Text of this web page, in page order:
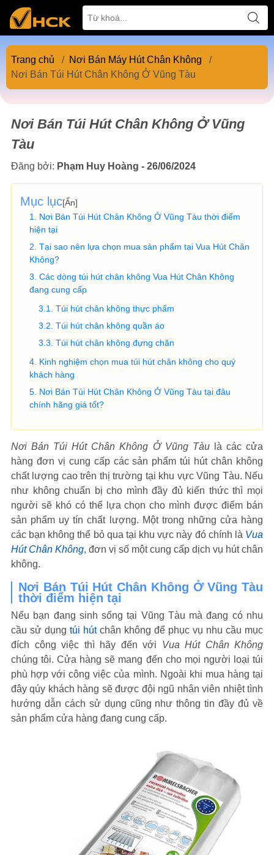
Trang chủ / Nơi Bán Máy Hút Chân Không
/
Nơi Bán Túi Hút Chân Không Ở Vũng Tàu
Nơi Bán Túi Hút Chân Không Ở Vũng
Tàu
Đăng bởi: Phạm Huy Hoàng - 26/06/2024
Mục lục[Ẩn]
Nơi Bán Túi Hút Chân Không Ở Vũng Tàu thời điểm
hiện tại
Tại sao nên lựa chọn mua sản phẩm tại Vua Hút Chân
Không?
Các dòng túi hút chân không Vua Hút Chân Không
đang cung cấp
Túi hút chân không thực phẩm
Túi hút chân không quần áo
Túi hút chân không đựng chăn
Kinh nghiệm chọn mua túi hút chân không cho quý
khách hàng
Nơi Bán Túi Hút Chân Không Ở Vũng Tàu tại đâu
chính hãng giá tốt?
Nơi Bán Túi Hút Chân Không Ở Vũng Tàulà các cửa
hàng đơn vị cung cấp các sản phẩm túi hút chân không
chất lượng cao trên thị trường tại khu vực Vũng Tàu. Nếu
như không chuẩn bị cho mình đầy đủ kiến thức thì mọi
người sẽ khó có thể lựa chọn cho mình được điểm bán
sản phẩm uy tín chất lượng. Một trong những cửa hàng
các bạn không thể bỏ qua tại khu vực này đó chính là Vua
Hút Chân Không, đơn vị số một cung cấp dịch vụ hút chân
không.
Nơi Bán Túi Hút Chân Không Ở Vũng Tàu
thời điểm hiện tại
Nếu bạn đang sinh sống tại Vũng Tàu mà đang có nhu
cầu sử dụng túi hútchân không để phục vụ nhu cầu mục
đích công việc thì hãy đến với Vua Hút Chân Không
chúng tôi. Cửa hàng sẽ mang đến cho mọi người loại túi
phù hợp với công việc của mình. Ngoài khi mua hàng tại
đây qúy khách hàng sẽ được đội ngũ nhân viên nhiệt tình
hướng dẫn cách sử dụng cũng như thông tin đầy đủ về
sản phẩm cửa hàng đang cung cấp.